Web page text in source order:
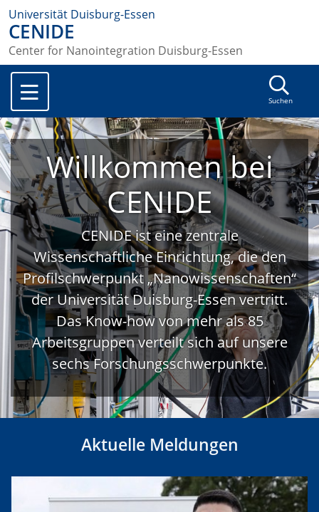
Universität Duisburg-Essen
CENIDE
Center for Nanointegration Duisburg-Essen
Suchen
Willkommen bei
CENIDE
CENIDE ist eine zentrale
Wissenschaftliche Einrichtung, die den
Profilschwerpunkt „Nanowissenschaften“
der Universität Duisburg-Essen vertritt.
Das Know-how von mehr als 85
Arbeitsgruppen verteilt sich auf unsere
sechs Forschungsschwerpunkte.
Aktuelle Meldungen